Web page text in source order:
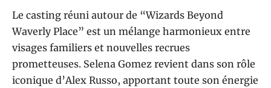
Le casting réuni autour de “Wizards Beyond
Waverly Place” est un mélange harmonieux entre
visages familiers et nouvelles recrues
prometteuses. Selena Gomez revient dans son rôle
iconique d’Alex Russo, apportant toute son énergie